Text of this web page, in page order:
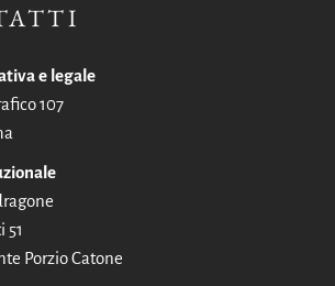
e legale
107
51
Porzio Catone